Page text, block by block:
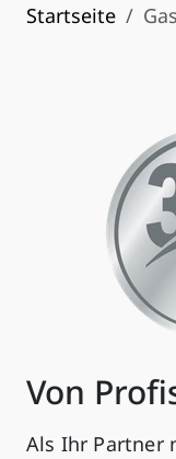
Startseite
Von
Als Ihr Partner